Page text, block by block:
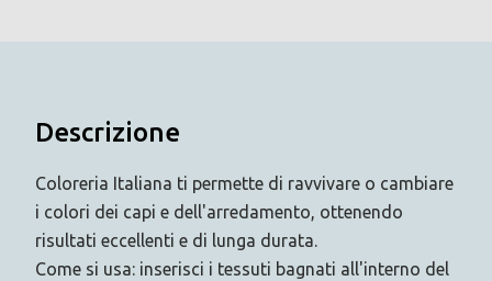
Descrizione
Coloreria Italiana ti permette di ravvivare o cambiare
i colori dei capi e dell'arredamento, ottenendo
risultati eccellenti e di lunga durata.
Come si usa: inserisci i tessuti bagnati all'interno del